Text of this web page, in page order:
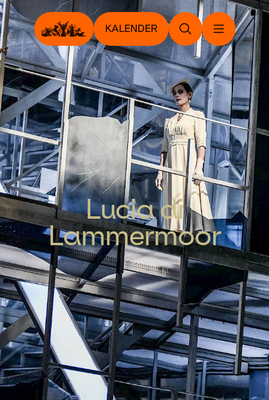
KALENDER
Lucia di
Lammermoor